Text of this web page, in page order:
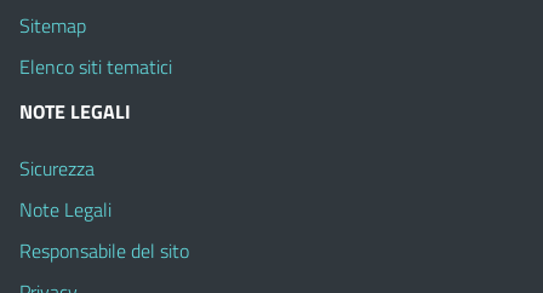
Sitemap
Elenco siti tematici
NOTE LEGALI
Sicurezza
Note Legali
Responsabile del sito